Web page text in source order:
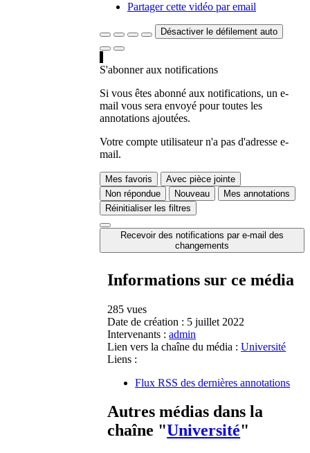
Partager cette vidéo par email
Désactiver le défilement auto
S'abonner aux notifications
Si vous êtes abonné aux notifications, un e-
mail vous sera envoyé pour toutes les
annotations ajoutées.
Votre compte utilisateur n'a pas d'adresse e-
mail.
Mes favoris
Avec pièce jointe
Non répondue
Nouveau
Mes annotations
Réinitialiser les filtres
Recevoir des notifications par e-mail des
changements
Informations sur ce média
285 vues
Date de création : 5 juillet 2022
Intervenants : admin
Lien vers la chaîne du média : Université
Liens :
Flux RSS des dernières annotations
Autres médias dans la
chaîne "Université"